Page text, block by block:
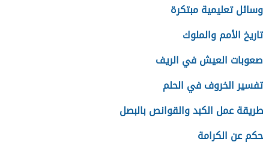
وسائل تعليمية مبتكرة
تاريخ الأمم والملوك
صعوبات العيش في الريف
تفسير الخروف في الحلم
طريقة عمل الكبد والقوانص بالبصل
حكم عن الكرامة